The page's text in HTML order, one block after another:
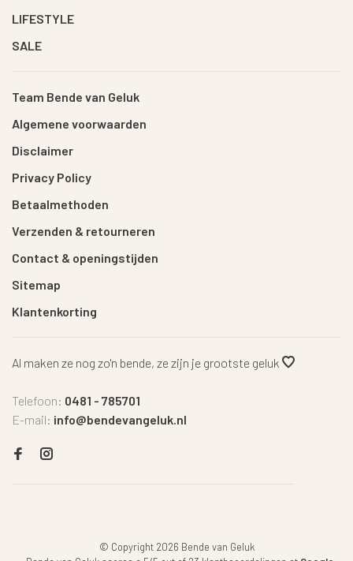
LIFESTYLE
SALE
Team Bende van Geluk
Algemene voorwaarden
Disclaimer
Privacy Policy
Betaalmethoden
Verzenden & retourneren
Contact & openingstijden
Sitemap
Klantenkorting
Al maken ze nog zo'n bende, ze zijn je grootste geluk
Telefoon: 0481 - 785701
E-mail: info@bendevangeluk.nl
© Copyright 2026 Bende van Geluk